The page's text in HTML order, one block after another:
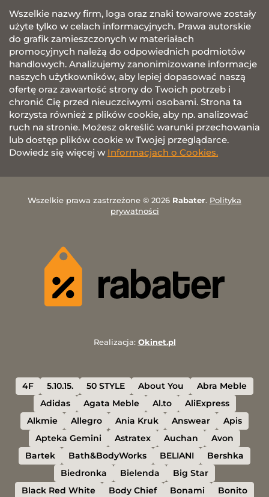
Wszelkie nazwy firm, loga oraz znaki towarowe zostały
użyte tylko w celach informacyjnych. Prawa autorskie
do grafik zamieszczonych w materiałach
promocyjnych należą do odpowiednich podmiotów
handlowych. Analizujemy zanonimizowane informacje
naszych użytkowników, aby lepiej dopasować naszą
ofertę oraz zawartość strony do Twoich potrzeb i
chronić Cię przed nieuczciwymi osobami. Strona ta
korzysta również z plików cookie, aby np. analizować
ruch na stronie. Możesz określić warunki przechowania
lub dostęp plików cookie w Twojej przeglądarce.
Dowiedz się więcej w Informacjach o Cookies.
Wszelkie prawa zastrzeżone © 2026 Rabater. Polityka
prywatności
Realizacja: Okinet.pl
4F 5.10.15. 50 STYLE About You
Abra Meble
Adidas
Agata Meble Al.to
AliExpress
Alkmie
Allegro Ania Kruk Answear
Apis
Apteka Gemini
Astratex Auchan
Avon
Bartek
Bath&BodyWorks BELIANI
Bershka
Biedronka
Bielenda
Big Star
Black Red White
Body Chief Bonami Bonito